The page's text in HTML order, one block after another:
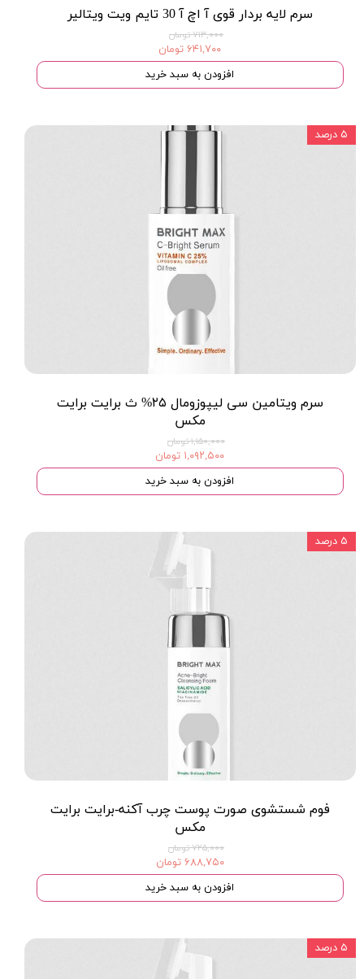
سرم لایه بردار قوی آ اچ آ 30 تایم ویت ویتالیر
۷۱۳,۰۰۰ تومان
۶۴۱,۷۰۰ تومان
افزودن به سبد خرید
سرم ویتامین سی لیپوزومال ۲۵% ث برایت برایت
مکس
۱,۱۵۰,۰۰۰ تومان
۱,۰۹۲,۵۰۰ تومان
افزودن به سبد خرید
۵ درصد
فوم شستشوی صورت پوست چرب آکنه-برایت برایت
مکس
۷۲۵,۰۰۰ تومان
۶۸۸,۷۵۰ تومان
افزودن به سبد خرید
۵ درصد
۵ درصد